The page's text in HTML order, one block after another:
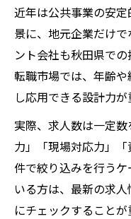
建設コンサ
先の見極め
日建技術コ
ぶ転職視点
強みの活か
補強土予備設計
建設コンサ
められる理
近年は公共事業の安
景に、地元企業だけ
ント会社も秋田県での
転職市場では、年齢
し応用できる設計力が
実際、求人数は一定
力」「現場対応力」
件で絞り込みを行う
いる方は、最新の求
にチェックすることが